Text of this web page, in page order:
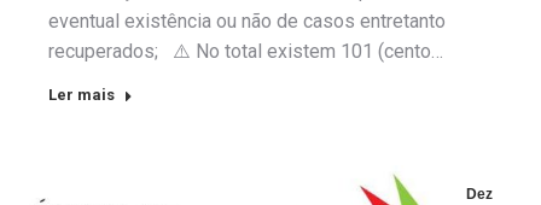
eventual existência ou não de casos entretanto
recuperados; ⚠️ No total existem 101 (cento…
Ler mais
Dez